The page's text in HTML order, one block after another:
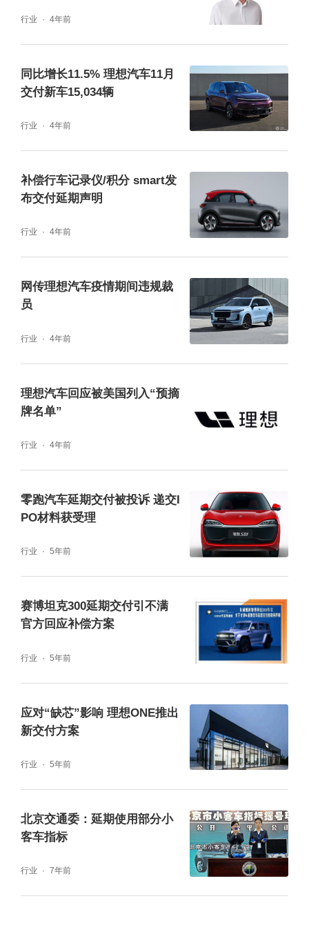
行业 4年前
同比增长11.5% 理想汽车11月
交付新车15,034辆
行业 4年前
补偿行车记录仪/积分 smart发
布交付延期声明
行业 4年前
网传理想汽车疫情期间违规裁
员
行业 4年前
理想汽车回应被美国列入“预摘
牌名单”
行业 4年前
零跑汽车延期交付被投诉 递交I
PO材料获受理
行业 5年前
赛博坦克300延期交付引不满
官方回应补偿方案
行业 5年前
应对“缺芯”影响 理想ONE推出
新交付方案
行业 5年前
北京交通委：延期使用部分小
客车指标
行业 7年前